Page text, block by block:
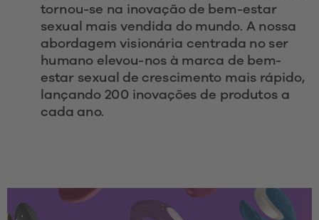
tornou-se na inovação de bem-estar
sexual mais vendida do mundo. A nossa
abordagem visionária centrada no ser
humano elevou-nos à marca de bem-
estar sexual de crescimento mais rápido,
lançando 200 inovações de produtos a
cada ano.